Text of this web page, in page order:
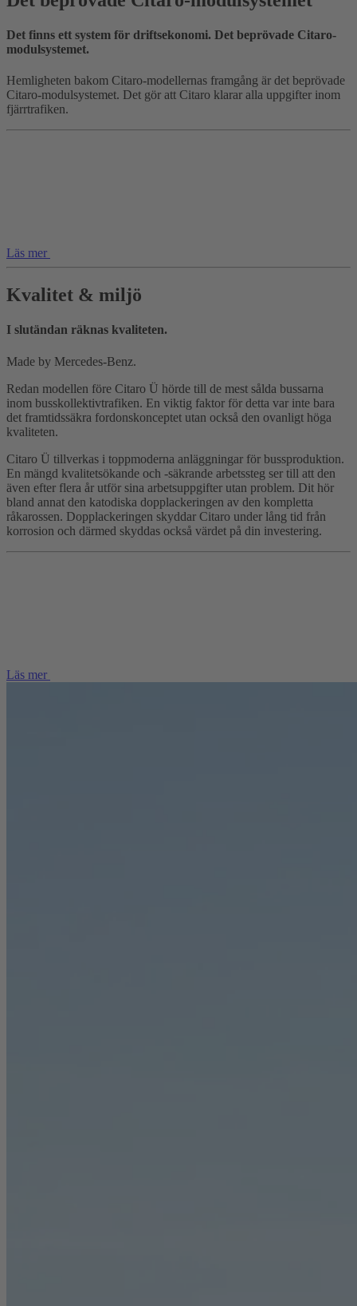
Det finns ett system för driftsekonomi. Det beprövade Citaro-
modulsystemet.
Hemligheten bakom Citaro-modellernas framgång är det beprövade
Citaro-modulsystemet. Det gör att Citaro klarar alla uppgifter inom
fjärrtrafiken.
Läs mer
Kvalitet & miljö
I slutändan räknas kvaliteten.
Made by Mercedes-Benz.
Redan modellen före Citaro Ü hörde till de mest sålda bussarna
inom busskollektivtrafiken. En viktig faktor för detta var inte bara
det framtidssäkra fordonskonceptet utan också den ovanligt höga
kvaliteten.
Citaro Ü tillverkas i toppmoderna anläggningar för bussproduktion.
En mängd kvalitetsökande och -säkrande arbetssteg ser till att den
även efter flera år utför sina arbetsuppgifter utan problem. Dit hör
bland annat den katodiska dopplackeringen av den kompletta
råkarossen. Dopplackeringen skyddar Citaro under lång tid från
korrosion och därmed skyddas också värdet på din investering.
Läs mer